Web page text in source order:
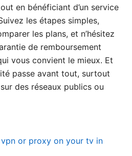
en bénéficiant d’un service
les étapes simples,
les plans, et n’hésitez
de remboursement
vous convient le mieux. Et
passe avant tout, surtout
des réseaux publics ou
or proxy on your tv in